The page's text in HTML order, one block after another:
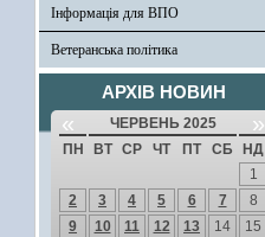
Інформація для ВПО
Ветеранська політика
АРХІВ НОВИН
« ЧЕРВЕНЬ 2025 »
ПН ВТ СР ЧТ ПТ СБ
НД
1
2
3 4 5 6 7
8
9
10 11 12 13 14
15